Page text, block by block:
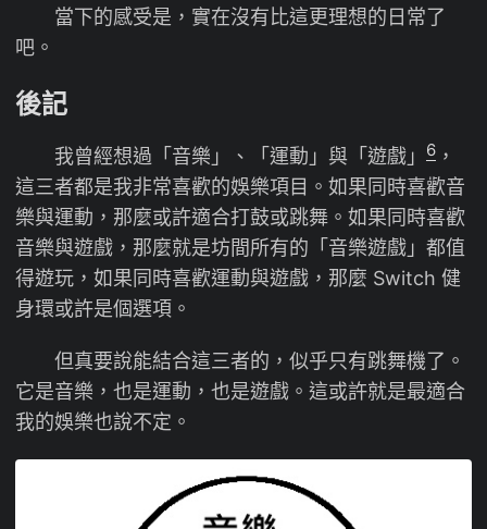
當下的感受是，實在沒有比這更理想的日常了
吧。
後記
我曾經想過「音樂」、「運動」與「遊戲」 6 ，
這三者都是我非常喜歡的娛樂項目。如果同時喜歡音
樂與運動，那麼或許適合打鼓或跳舞。如果同時喜歡
音樂與遊戲，那麼就是坊間所有的「音樂遊戲」都值
得遊玩，如果同時喜歡運動與遊戲，那麼 Switch 健
身環或許是個選項。
但真要說能結合這三者的，似乎只有跳舞機了。
它是音樂，也是運動，也是遊戲。這或許就是最適合
我的娛樂也說不定。